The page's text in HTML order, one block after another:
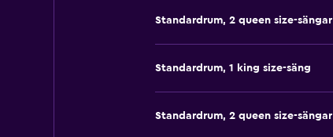
Standardrum, 2 queen size-sängar
Standardrum, 1 king size-säng
Standardrum, 2 queen size-sängar